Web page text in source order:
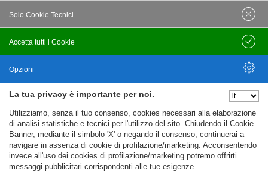
La tua privacy è importante per noi.
Utilizziamo, senza il tuo consenso, cookies necessari alla elaborazione
di analisi statistiche e tecnici per l'utilizzo del sito. Chiudendo il Cookie
Banner, mediante il simbolo 'X' o negando il consenso, continuerai a
navigare in assenza di cookie di profilazione/marketing. Acconsentendo
invece all'uso dei cookies di profilazione/marketing potremo offrirti
messaggi pubblicitari corrispondenti alle tue esigenze.
Accetta tutti i Cookie
Solo Cookie Tecnici
Salva
Opzioni
Nascondi Opzioni